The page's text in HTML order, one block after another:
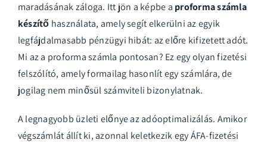
maradásának záloga. Itt jön a képbe a proforma számla
készítő használata, amely segít elkerülni az egyik
legfájdalmasabb pénzügyi hibát: az előre kifizetett adót.
Mi az a proforma számla pontosan? Ez egy olyan fizetési
felszólító, amely formailag hasonlít egy számlára, de
jogilag nem minősül számviteli bizonylatnak.
A legnagyobb üzleti előnye az adóoptimalizálás. Amikor
végszámlát állít ki, azonnal keletkezik egy ÁFA-fizetési